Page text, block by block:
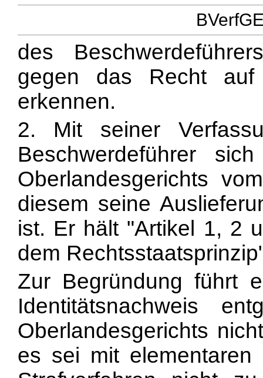
des
gegen das Recht
erkennen.
2. Mit seiner
Beschwerdeführer
Oberlandesgerichts
diesem seine
ist. Er hält "Artikel 1, 2
dem
Zur Begründung führt
Identitätsnachweis
Oberlandesgerichts
es sei mit elementaren